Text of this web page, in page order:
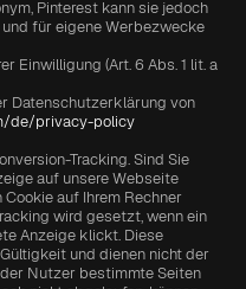
Pinterest kann sie jedoch
für eigene Werbezwecke
Einwilligung (Art. 6 Abs. 1 lit. a
Datenschutzerklärung von
de/privacy-policy
Tracking. Sind Sie
auf unsere Webseite
auf Ihrem Rechner
wird gesetzt, wenn ein
Anzeige klickt. Diese
und dienen nicht der
Nutzer bestimmte Seiten